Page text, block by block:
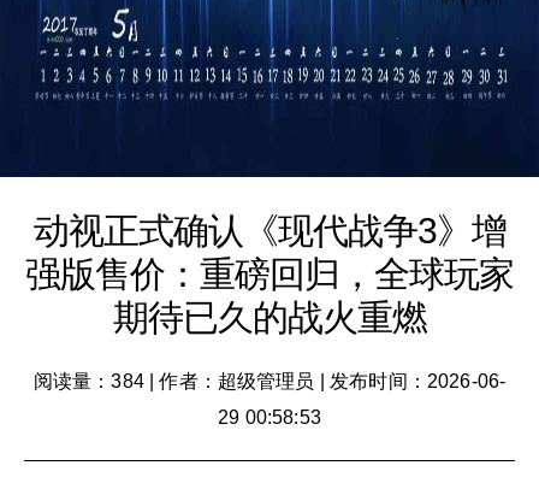
动视正式确认《现代战争3》增
强版售价：重磅回归，全球玩家
期待已久的战火重燃
阅读量：384|作者：超级管理员
发布时间：2026-06-
29 00:58:53